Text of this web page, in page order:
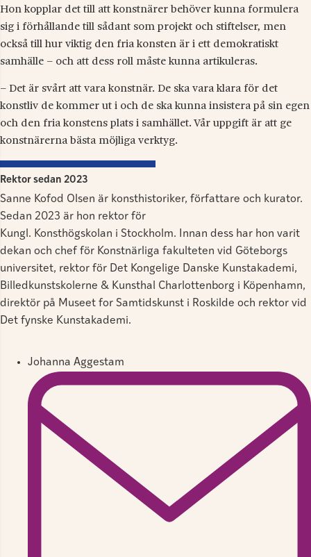
Hon kopplar det till att konstnärer behöver kunna formulera
sig i förhållande till sådant som projekt och stiftelser, men
också till hur viktig den fria konsten är i ett demokratiskt
samhälle – och att dess roll måste kunna artikuleras.
– Det är svårt att vara konstnär. De ska vara klara för det
konstliv de kommer ut i och de ska kunna insistera på sin egen
och den fria konstens plats i samhället. Vår uppgift är att ge
konstnärerna bästa möjliga verktyg.
Rektor sedan 2023
Sanne Kofod Olsen är konsthistoriker, författare och kurator.
Sedan 2023 är hon rektor för
Kungl. Konsthögskolan i Stockholm. Innan dess har hon varit
dekan och chef för Konstnärliga fakulteten vid Göteborgs
universitet, rektor för Det Kongelige Danske Kunstakademi,
Billedkunstskolerne & Kunsthal Charlottenborg i Köpenhamn,
direktör på Museet for Samtidskunst i Roskilde och rektor vid
Det fynske Kunstakademi.
Johanna Aggestam